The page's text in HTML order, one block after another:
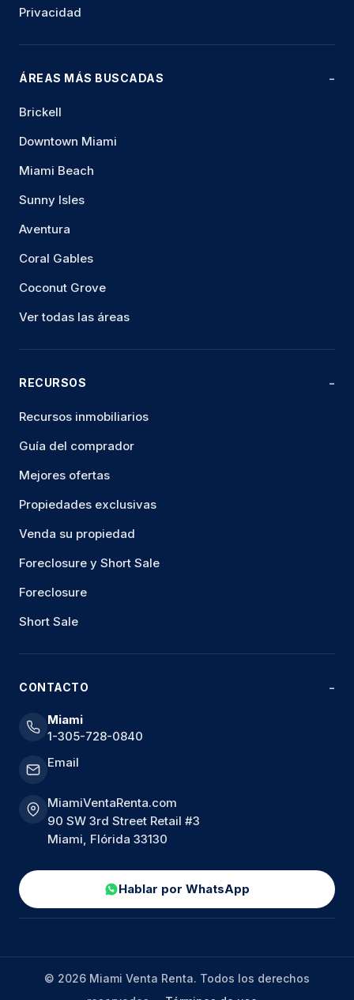
Privacidad
ÁREAS MÁS BUSCADAS
Brickell
Downtown Miami
Miami Beach
Sunny Isles
Aventura
Coral Gables
Coconut Grove
Ver todas las áreas
RECURSOS
Recursos inmobiliarios
Guía del comprador
Mejores ofertas
Propiedades exclusivas
Venda su propiedad
Foreclosure y Short Sale
Foreclosure
Short Sale
CONTACTO
Miami
1-305-728-0840
Email
MiamiVentaRenta.com
90 SW 3rd Street Retail #3
Miami, Flórida 33130
Hablar por WhatsApp
© 2026 Miami Venta Renta. Todos los derechos